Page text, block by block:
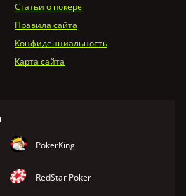
Статьи о покере
Правила сайта
Конфиденциальность
Карта сайта
PokerKing
RedStar Poker